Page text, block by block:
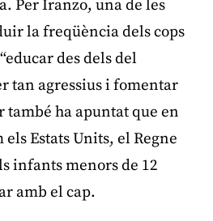
Per Iranzo, una de les
la freqüència dels cops
des dels del
tan agressius i fomentar
també ha apuntat que en
els Estats Units, el Regne
infants menors de 12
amb el cap.